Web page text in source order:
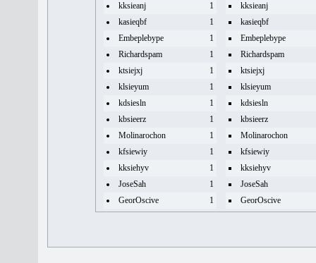
kksieanj
1
kksieanj
kasieqbf
1
kasieqbf
Embeplebype
1
Embeplebype
Richardspam
1
Richardspam
ktsiejxj
1
ktsiejxj
klsieyum
1
klsieyum
kdsiesln
1
kdsiesln
kbsieerz
1
kbsieerz
Molinarochon
1
Molinarochon
kfsiewiy
1
kfsiewiy
kksiehyv
1
kksiehyv
JoseSah
1
JoseSah
GeorOscive
1 GeorOscive